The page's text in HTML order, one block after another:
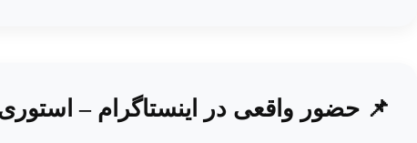
📌 حضور واقعی در اینستاگرام –